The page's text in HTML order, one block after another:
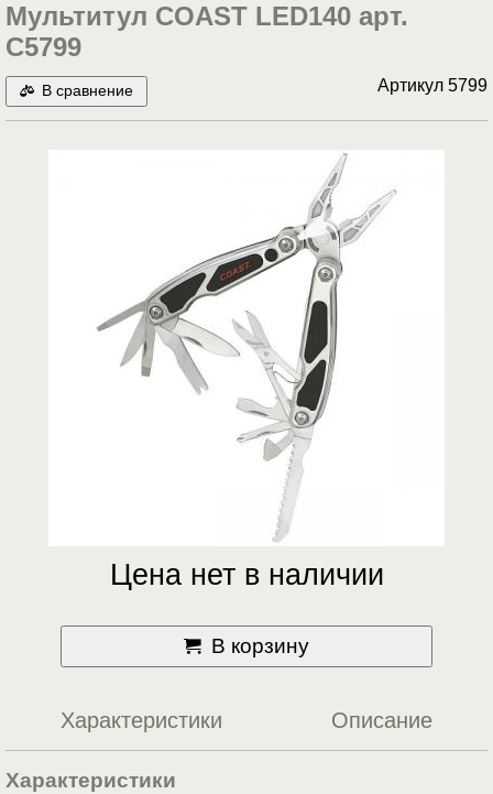
Мультитул COAST LED140 арт.
С5799
В сравнение Артикул 5799
Цена нет в наличии
В корзину
Характеристики Описание
Характеристики